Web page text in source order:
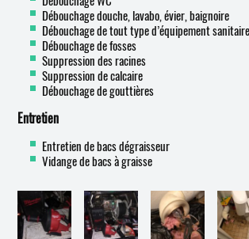
Débouchage douche, lavabo, évier, baignoire
Débouchage de tout type d’équipement sanitaire
Débouchage de fosses
Suppression des racines
Suppression de calcaire
Débouchage de gouttières
Entretien
Entretien de bacs dégraisseur
Vidange de bacs à graisse